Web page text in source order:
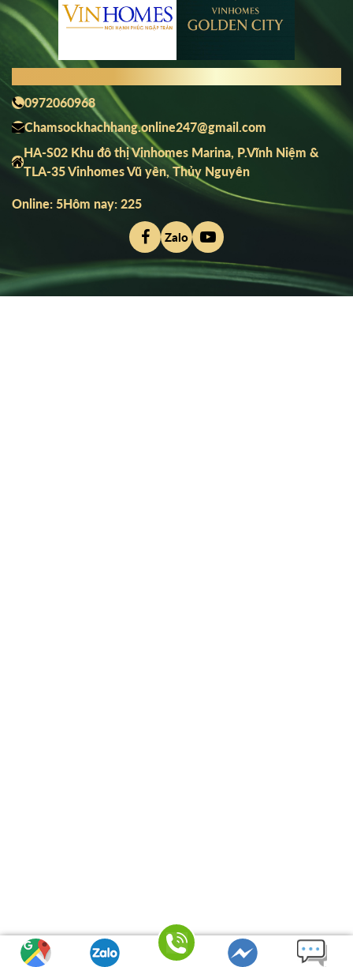
0972060968
Chamsockhachhang.online247@gmail.com
HA-S02 Khu đô thị Vinhomes Marina, P.Vĩnh Niệm &
TLA-35 Vinhomes Vũ yên, Thủy Nguyên
Online: 5Hôm nay: 225
Zalo